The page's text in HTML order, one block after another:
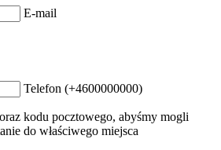
E-mail
Telefon (+4600000000)
kodu pocztowego, abyśmy mogli
do właściwego miejsca